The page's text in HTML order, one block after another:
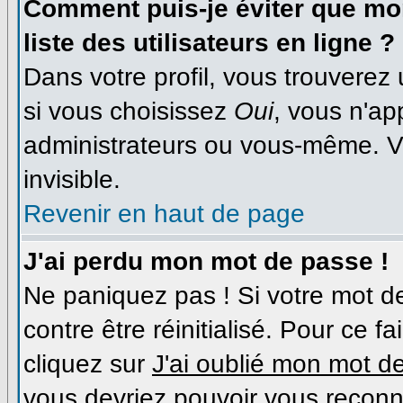
Comment puis-je éviter que
liste des utilisateurs en ligne ?
Dans votre profil, vous
si vous choisissez Oui, vous
administrateurs ou vous-même.
invisible.
Revenir en haut de page
J'ai perdu mon mot de passe !
Ne paniquez pas ! Si votre mot
contre être réinitialisé. Pour ce
cliquez sur J'ai oublié mon mot